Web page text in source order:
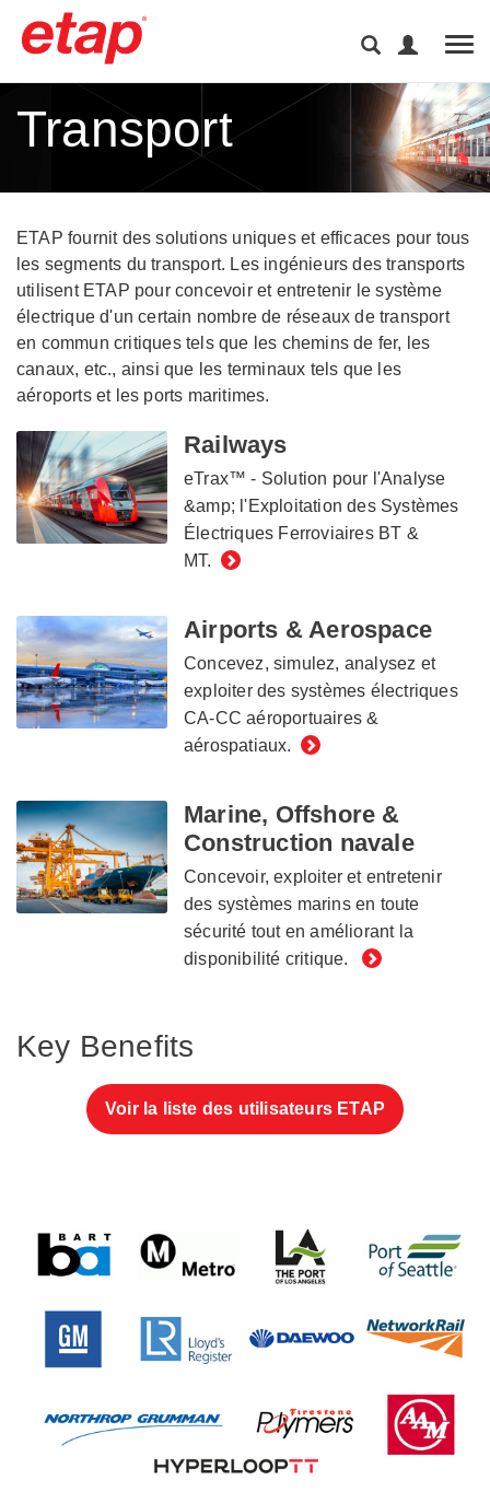
Transport
ETAP fournit des solutions uniques et efficaces pour tous
les segments du transport. Les ingénieurs des transports
utilisent ETAP pour concevoir et entretenir le système
électrique d'un certain nombre de réseaux de transport
en commun critiques tels que les chemins de fer, les
canaux, etc., ainsi que les terminaux tels que les
aéroports et les ports maritimes.
Railways
eTrax™ - Solution pour l'Analyse
&amp; l'Exploitation des Systèmes
Électriques Ferroviaires BT &
MT.
Airports & Aerospace
Concevez, simulez, analysez et
exploiter des systèmes électriques
CA-CC aéroportuaires &
aérospatiaux.
Marine, Offshore &
Construction navale
Concevoir, exploiter et entretenir
des systèmes marins en toute
sécurité tout en améliorant la
disponibilité critique.
Key Benefits
Voir la liste des utilisateurs ETAP